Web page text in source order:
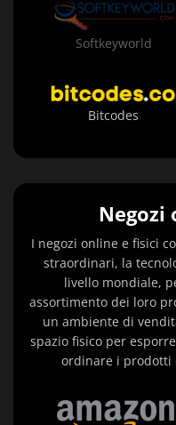
Softkeyworld
Bitcodes
Negozi
I negozi online e fisici
straordinari, la
livello mondiale,
assortimento dei loro
un ambiente di
spazio fisico per
ordinare i prodotti